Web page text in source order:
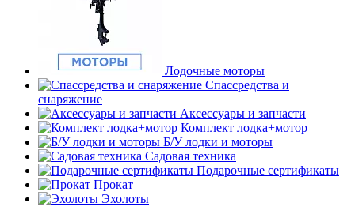
Лодочные моторы
Спассредства и
снаряжение
Аксессуары и запчасти
Комплект лодка+мотор
Б/У лодки и моторы
Садовая техника
Подарочные сертификаты
Прокат
Эхолоты